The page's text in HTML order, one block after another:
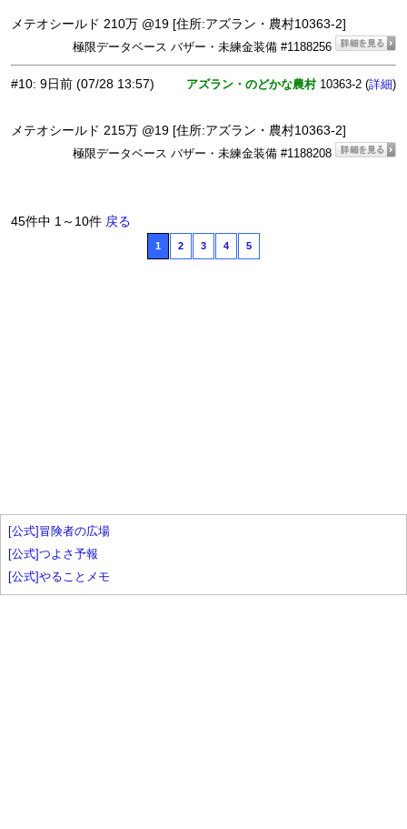
メテオシールド 210万 @19 [住所:アズラン・農村10363-2]
極限データベース バザー・未練金装備 #1188256
#10: 9日前 (07/28 13:57) アズラン・のどかな農村10363-2 (詳細)
メテオシールド 215万 @19 [住所:アズラン・農村10363-2]
極限データベース バザー・未練金装備 #1188208
45件中 1～10件 戻る
1 2 3 4 5
[公式]冒険者の広場
[公式]つよさ予報
[公式]やることメモ